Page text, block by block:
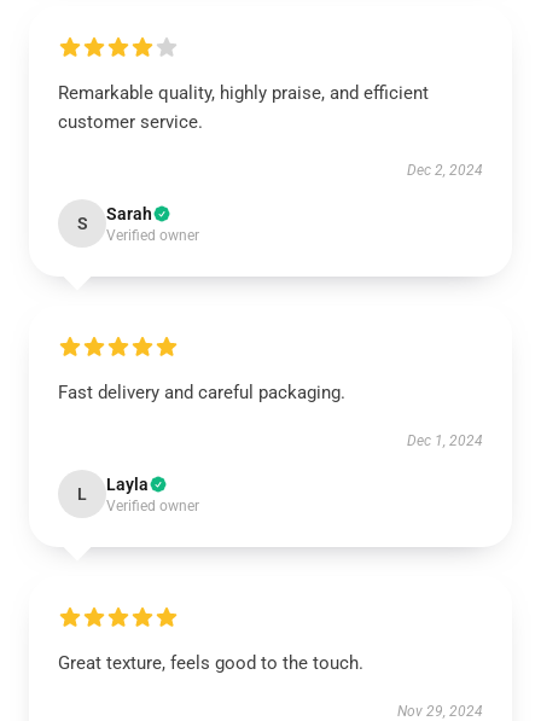
Remarkable quality, highly praise, and efficient
customer service.
Dec 2, 2024
S Sarah
Verified owner
Fast delivery and careful packaging.
Dec 1, 2024
L Layla
Verified owner
Great texture, feels good to the touch.
Nov 29, 2024